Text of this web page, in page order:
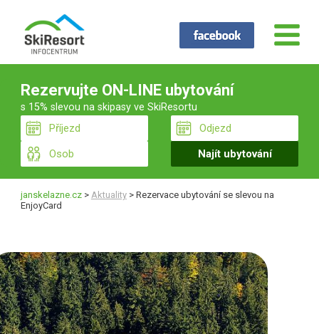
Rezervujte ON-LINE ubytování
s 15% slevou na skipasy ve SkiResortu
janskelazne.cz> Aktuality >Rezervace ubytování se slevou na
EnjoyCard